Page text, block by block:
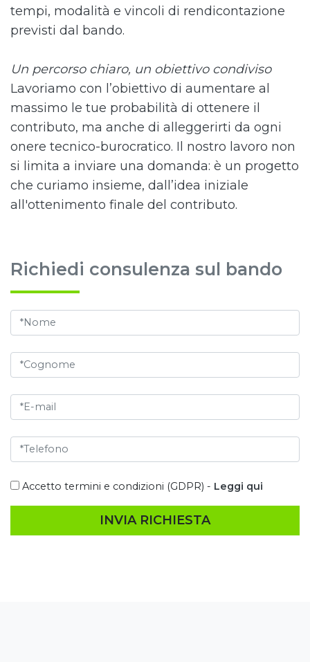
tempi, modalità e vincoli di rendicontazione
previsti dal bando.
Un percorso chiaro, un obiettivo condiviso
Lavoriamo con l’obiettivo di aumentare al
massimo le tue probabilità di ottenere il
contributo, ma anche di alleggerirti da ogni
onere tecnico-burocratico. Il nostro lavoro non
si limita a inviare una domanda: è un progetto
che curiamo insieme, dall’idea iniziale
all'ottenimento finale del contributo.
Richiedi consulenza sul bando
Accetto termini e condizioni (GDPR) - Leggi qui
INVIA RICHIESTA